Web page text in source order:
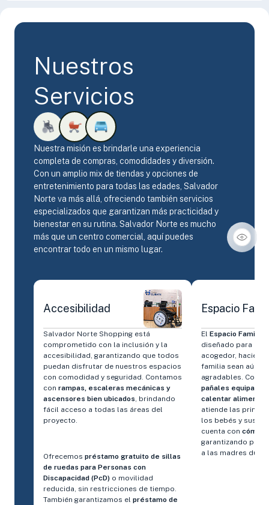
Nuestros
Servicios
Nuestra misión es brindarle una experiencia
completa de compras, comodidades y diversión.
Con un amplio mix de tiendas y opciones de
entretenimiento para todas las edades, Salvador
Norte va más allá, ofreciendo también servicios
especializados que garantizan más practicidad y
bienestar en su rutina. Salvador Norte es mucho
más que un centro comercial, aquí puedes
encontrar todo en un mismo lugar.
Accesibilidad
Salvador Norte Shopping está
comprometido con la inclusión y la
accesibilidad, garantizando que todos
puedan disfrutar de nuestros espacios
con comodidad y seguridad. Contamos
con rampas, escaleras mecánicas y
ascensores bien ubicados, brindando
fácil acceso a todas las áreas del
proyecto.
Ofrecemos préstamo gratuito de sillas
de ruedas para Personas con
Discapacidad (PcD) o movilidad
reducida, sin restricciones de tiempo.
También garantizamos el préstamo de
Espacio
El Espacio Familia
diseñado para
acogedor,
familia sean aún
agradables. Con
pañales
calentar
atiende las
los bebés y sus
cuenta con
garantizando
a las madres